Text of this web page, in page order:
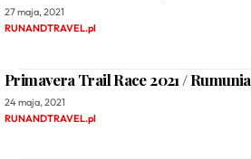
27 maja, 2021
RUNANDTRAVEL.pl
Primavera Trail Race 2021 / Rumunia
24 maja, 2021
RUNANDTRAVEL.pl